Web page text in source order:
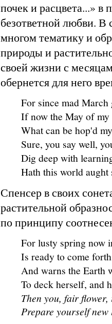
почек и расцвета...» в
безответной любви.
многом тематику и
природы и
своей жизни с
обернется для него
For since mad March
If now the May of my
What can be hop'd
Sure, you say well,
Dig deep with
Hath this world aught
Спенсер в своих
растительной
по принципу
For lusty spring now
Is ready to come
And warns the Earth
To deck herself, and
Then you, fair
Prepare yourself